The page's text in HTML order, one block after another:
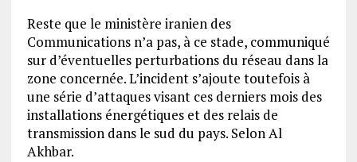
Reste que le ministère iranien des
Communications n’a pas, à ce stade, communiqué
sur d’éventuelles perturbations du réseau dans la
zone concernée. L’incident s’ajoute toutefois à
une série d’attaques visant ces derniers mois des
installations énergétiques et des relais de
transmission dans le sud du pays. Selon Al
Akhbar.